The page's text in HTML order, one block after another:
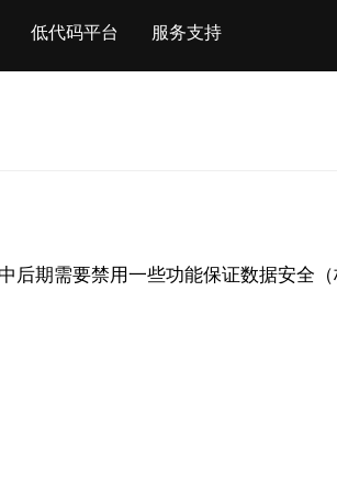
低代码平台 服务支持
后期需要禁用一些功能保证数据安全（